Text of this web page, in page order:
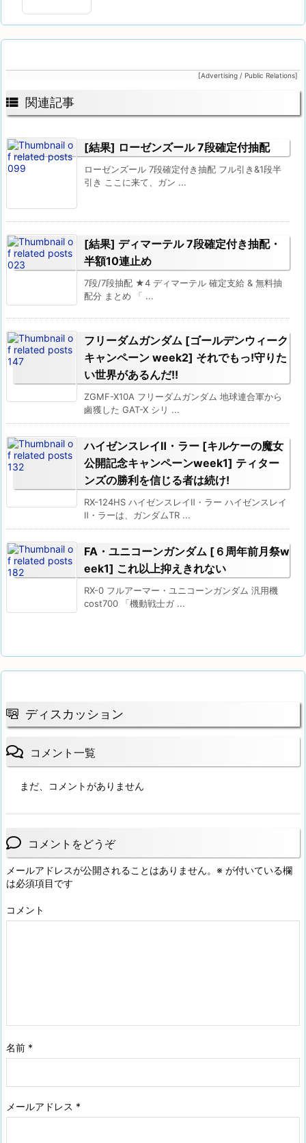
[Advertising / Public Relations]
 関連記事
[結果] ローゼンズール 7段確定付抽配
ローゼンズール 7段確定付き抽配 フル引き&1段半
引き ここに来て、ガン ...
[結果] ディマーテル 7段確定付き抽配・
半額10連止め
7段/7段抽配 ★4 ディマーテル 確定支給 & 無料抽
配分 まとめ 「 ...
フリーダムガンダム [ゴールデンウィーク
キャンペーン week2] それでもっ!守りた
い世界があるんだ!!
ZGMF-X10A フリーダムガンダム 地球連合軍から
鹵獲した GAT-X シリ ...
ハイゼンスレイⅡ・ラー [キルケーの魔女
公開記念キャンペーンweek1] ティター
ンズの勝利を信じる者は続け!
RX-124HS ハイゼンスレイⅡ・ラー ハイゼンスレイ
Ⅱ・ラーは、ガンダムTR ...
FA・ユニコーンガンダム [６周年前月祭w
eek1] これ以上抑えきれない
RX-0 フルアーマー・ユニコーンガンダム 汎用機
cost700 「機動戦士ガ ...
ディスカッション
コメント一覧
まだ、コメントがありません
コメントをどうぞ
メールアドレスが公開されることはありません。 ※ が付いている欄
は必須項目です
コメント
名前 *
メールアドレス *